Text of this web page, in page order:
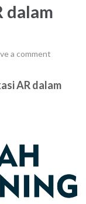
dalam
a comment
AR dalam